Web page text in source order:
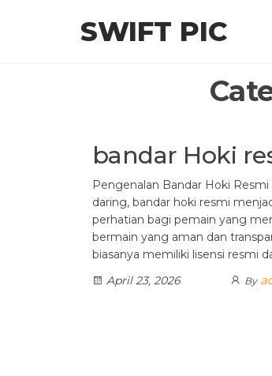
SWIFT PIC
bandar Hoki
Pengenalan Bandar Hoki
daring, bandar hoki resmi
perhatian bagi pemain yang
bermain yang aman dan
biasanya memiliki lisensi resmi
April 23, 2026
By